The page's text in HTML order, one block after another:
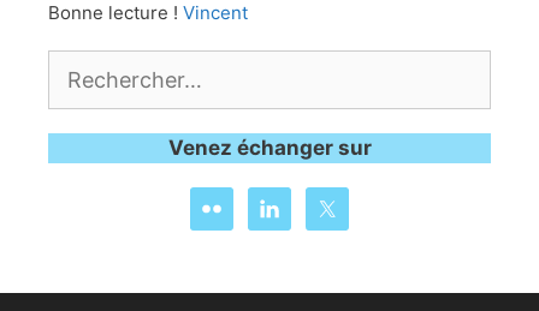
Bonne lecture ! Vincent
Venez échanger sur